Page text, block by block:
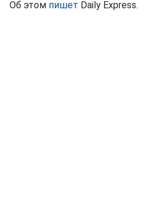
Об этом пишет Daily Express.